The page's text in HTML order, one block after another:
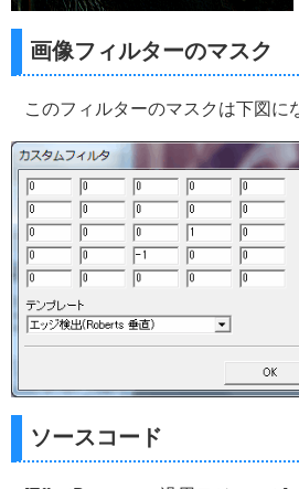
画像フィルターのマスク
このフィルターのマスクは下図に
ソースコード